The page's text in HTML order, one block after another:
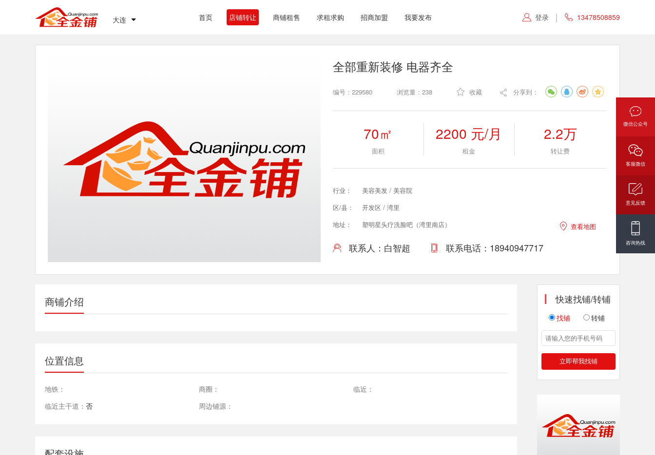
大连 首页 店铺转让 商铺租售 求租求购 招商加盟 我要发布  登录  13478508859
全部重新装修 电器齐全
编号：229580 浏览量：238  收藏  分享到：
70㎡
面积
2200 元/月
租金
2.2万
转让费
行业：
美容美发 / 美容院
区/县：
开发区 / 湾里
地址：
塑明星头疗洗脸吧（湾里南店）  查看地图
 联系人：白智超  联系电话：18940947717
商铺介绍
位置信息
地铁： 商圈：
临近：
临近主干道： 否 周边铺源：
快速找铺/转铺
找铺 转铺
微信公众号
客服微信
意见反馈
咨询热线